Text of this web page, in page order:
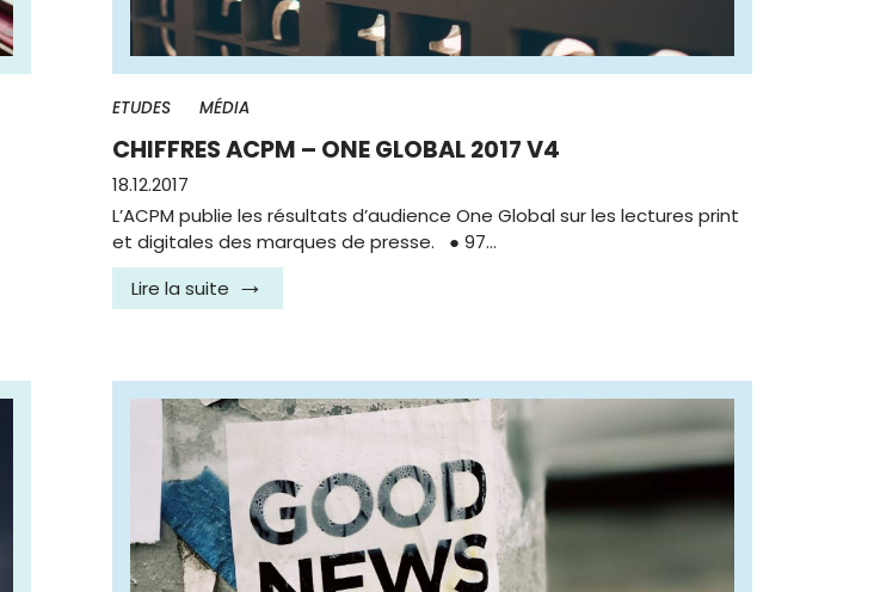
ETUDES MÉDIA
CHIFFRES ACPM – ONE GLOBAL 2017 V4
18.12.2017
L’ACPM publie les résultats d’audience One Global sur les lectures print
et digitales des marques de presse. ● 97…
Lire la suite